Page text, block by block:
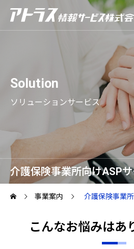
介護保険事業所向けASP
ド
Solution
ソリューションサービス
事業案内 介護保険事業
こんなお悩みはあ